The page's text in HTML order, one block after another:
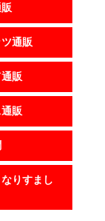
通販
販
販
りすまし